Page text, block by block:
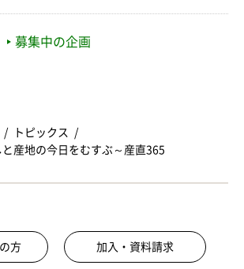
募集中の企画
トピックス
と産地の今日をむすぶ～産直365
方 加入・資料請求